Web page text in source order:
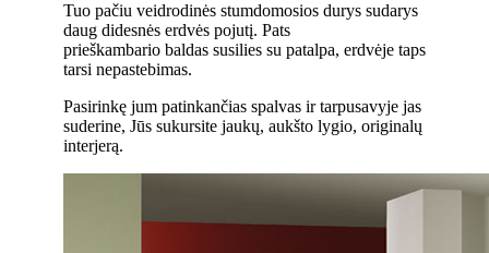
Tuo pačiu veidrodinės stumdomosios durys sudarys
daug didesnės erdvės pojutį. Pats
prieškambario baldas susilies su patalpa, erdvėje taps
tarsi nepastebimas.
Pasirinkę jum patinkančias spalvas ir tarpusavyje jas
suderine, Jūs sukursite jaukų, aukšto lygio, originalų
interjerą.